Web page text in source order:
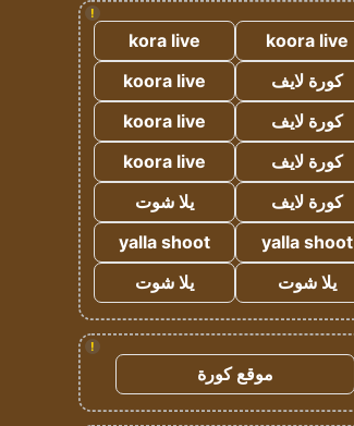
!
koora live
kora live
كورة لايف
koora live
كورة لايف
koora live
كورة لايف
koora live
كورة لايف
يلا شوت
yalla shoot
yalla shoot
يلا شوت
يلا شوت
!
موقع كورة